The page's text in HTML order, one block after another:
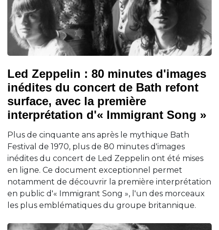
Led Zeppelin : 80 minutes d'images
inédites du concert de Bath refont
surface, avec la première
interprétation d'« Immigrant Song »
Plus de cinquante ans après le mythique Bath
Festival de 1970, plus de 80 minutes d'images
inédites du concert de Led Zeppelin ont été mises
en ligne. Ce document exceptionnel permet
notamment de découvrir la première interprétation
en public d'« Immigrant Song », l'un des morceaux
les plus emblématiques du groupe britannique.